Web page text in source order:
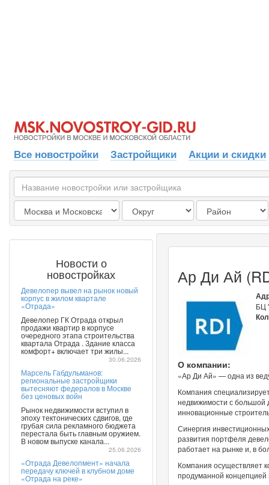
Все новостройки Застройщики Акции и скидки
Новости о
новостройках
Девелопер вывел на рынок новый
корпус в жилом квартале
«Отрада»
Девелопер ГК Отрада открыл
продажи квартир в корпусе
очередного этапа строительства
квартала Отрада . Здание класса
комфорт+ включает три жилы...
30.06.2026
Марсель Габдульманов:
региональные застройщики
вытесняют федералов в Москве
без ценовых войн
Рынок недвижимости вступил в
эпоху тектонических сдвигов, где
грубая сила рекламного бюджета
перестала быть главным оружием.
В новом выпуске канала...
25.06.2026
«Отрада Девелопмент» начала
передачу ключей в клубном доме
«Отрада на реке»
Ар Ди Ай
БЦ
О компании:
«Ар Ди Ай» — одна из
Компания
недвижимости с большой
инновационные
Синергия
развития портфеля
работает на рынке и, в
Компания осуществляет
продуманной